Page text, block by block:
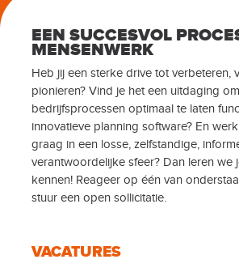
EEN SUCCESVOL
MENSENWERK
Heb jij een sterke drive tot verbeteren,
pionieren? Vind je het een uitdaging om
bedrijfsprocessen optimaal te laten
innovatieve planning software? En
graag in een losse, zelfstandige,
verantwoordelijke sfeer? Dan leren we
kennen! Reageer op één van
stuur een open sollicitatie.
VACATURES